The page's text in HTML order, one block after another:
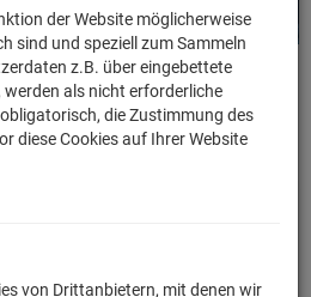
der Website möglicherweise
sind und speziell zum Sammeln
z.B. über eingebettete
als nicht erforderliche
die Zustimmung des
diese Cookies auf Ihrer Website
von Drittanbietern, mit denen wir